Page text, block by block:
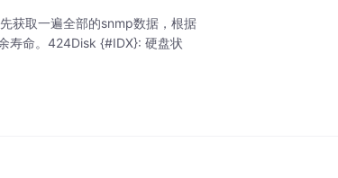
获取一遍全部的snmp数据，根据
寿命。424Disk {#IDX}: 硬盘状